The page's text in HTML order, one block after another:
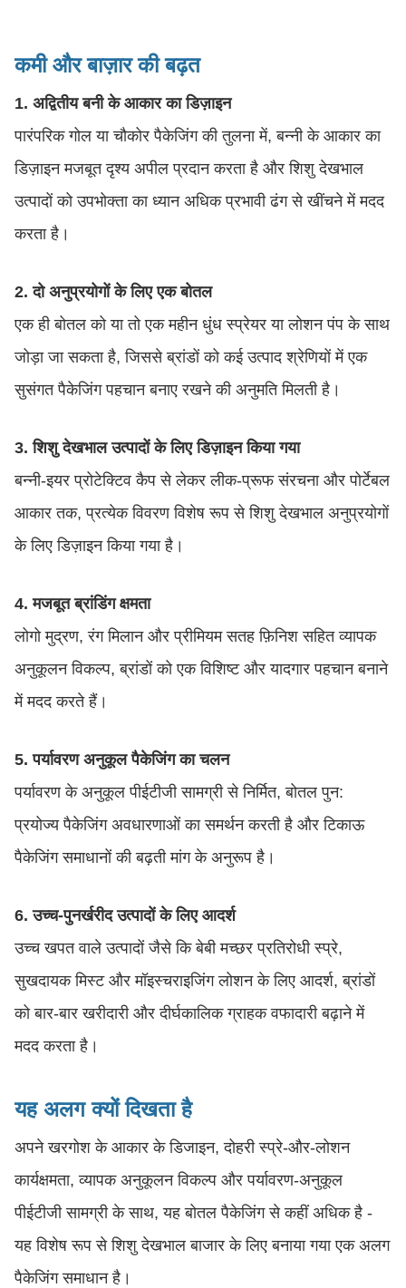
कमी और बाज़ार की बढ़त
1. अद्वितीय बनी के आकार का डिज़ाइन
पारंपरिक गोल या चौकोर पैकेजिंग की तुलना में, बन्नी के आकार का
डिज़ाइन मजबूत दृश्य अपील प्रदान करता है और शिशु देखभाल
उत्पादों को उपभोक्ता का ध्यान अधिक प्रभावी ढंग से खींचने में मदद
करता है।
2. दो अनुप्रयोगों के लिए एक बोतल
एक ही बोतल को या तो एक महीन धुंध स्प्रेयर या लोशन पंप के साथ
जोड़ा जा सकता है, जिससे ब्रांडों को कई उत्पाद श्रेणियों में एक
सुसंगत पैकेजिंग पहचान बनाए रखने की अनुमति मिलती है।
3. शिशु देखभाल उत्पादों के लिए डिज़ाइन किया गया
बन्नी-इयर प्रोटेक्टिव कैप से लेकर लीक-प्रूफ संरचना और पोर्टेबल
आकार तक, प्रत्येक विवरण विशेष रूप से शिशु देखभाल अनुप्रयोगों
के लिए डिज़ाइन किया गया है।
4. मजबूत ब्रांडिंग क्षमता
लोगो मुद्रण, रंग मिलान और प्रीमियम सतह फ़िनिश सहित व्यापक
अनुकूलन विकल्प, ब्रांडों को एक विशिष्ट और यादगार पहचान बनाने
में मदद करते हैं।
5. पर्यावरण अनुकूल पैकेजिंग का चलन
पर्यावरण के अनुकूल पीईटीजी सामग्री से निर्मित, बोतल पुन:
प्रयोज्य पैकेजिंग अवधारणाओं का समर्थन करती है और टिकाऊ
पैकेजिंग समाधानों की बढ़ती मांग के अनुरूप है।
6. उच्च-पुनर्खरीद उत्पादों के लिए आदर्श
उच्च खपत वाले उत्पादों जैसे कि बेबी मच्छर प्रतिरोधी स्प्रे,
सुखदायक मिस्ट और मॉइस्चराइजिंग लोशन के लिए आदर्श, ब्रांडों
को बार-बार खरीदारी और दीर्घकालिक ग्राहक वफादारी बढ़ाने में
मदद करता है।
यह अलग क्यों दिखता है
अपने खरगोश के आकार के डिजाइन, दोहरी स्प्रे-और-लोशन
कार्यक्षमता, व्यापक अनुकूलन विकल्प और पर्यावरण-अनुकूल
पीईटीजी सामग्री के साथ, यह बोतल पैकेजिंग से कहीं अधिक है -
यह विशेष रूप से शिशु देखभाल बाजार के लिए बनाया गया एक अलग
पैकेजिंग समाधान है।